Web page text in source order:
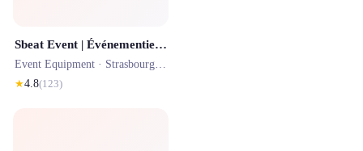
Sbeat Event | Événementiel & Mariage Strasbourg Bas Rhin
Event Equipment · Strasbourg· 5.3 km
★4.8(123)